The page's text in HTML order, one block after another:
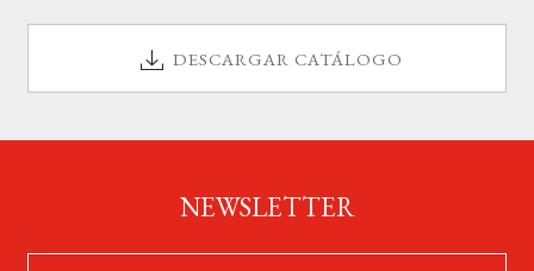
DESCARGAR CATÁLOGO
NEWSLETTER